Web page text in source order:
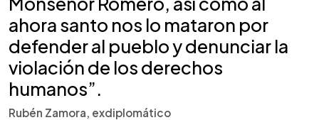
ahora santo nos lo mataron por
defender al pueblo y denunciar la
violación de los derechos
humanos”.
Rubén Zamora, exdiplomático